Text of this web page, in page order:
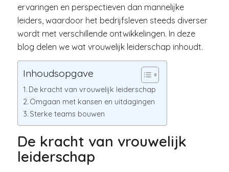
ervaringen en perspectieven dan mannelijke
leiders, waardoor het bedrijfsleven steeds diverser
wordt met verschillende ontwikkelingen. In deze
blog delen we wat vrouwelijk leiderschap inhoudt.
Inhoudsopgave
De kracht van vrouwelijk leiderschap
Omgaan met kansen en uitdagingen
Sterke teams bouwen
De kracht van vrouwelijk
leiderschap